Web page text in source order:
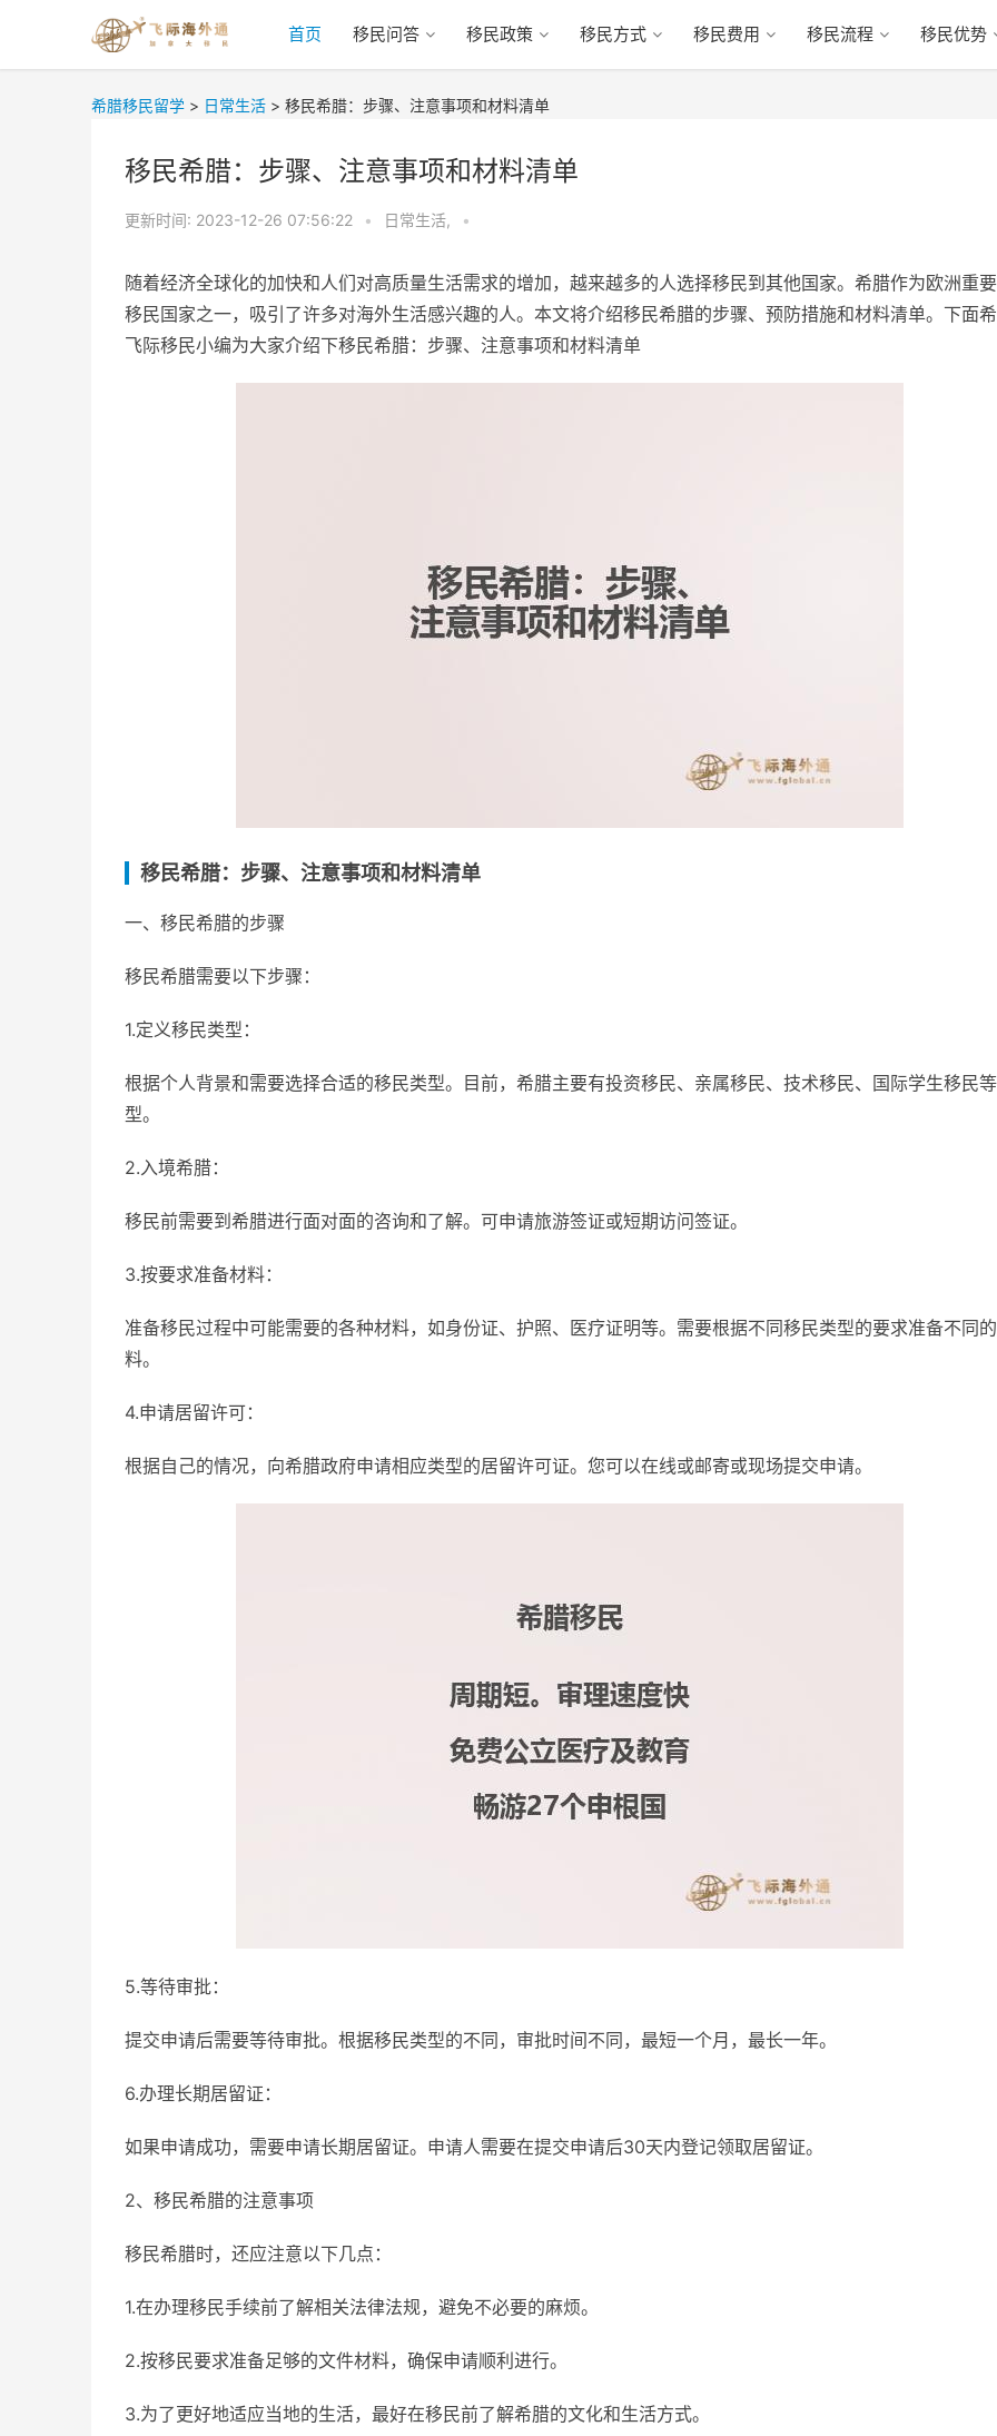
首页 移民问答 移民政策 移民方式 移民费用 移民流程 移民优势
希腊移民留学 > 日常生活 > 移民希腊：步骤、注意事项和材料清单
移民希腊：步骤、注意事项和材料清单
更新时间: 2023-12-26 07:56:22 • 日常生活, •
随着经济全球化的加快和人们对高质量生活需求的增加，越来越多的人选择移民到其他国家。希腊作为欧洲重
移民国家之一，吸引了许多对海外生活感兴趣的人。本文将介绍移民希腊的步骤、预防措施和材料清单。下面
飞际移民小编为大家介绍下移民希腊：步骤、注意事项和材料清单
移民希腊：步骤、注意事项和材料清单
一、移民希腊的步骤
移民希腊需要以下步骤：
1.定义移民类型：
根据个人背景和需要选择合适的移民类型。目前，希腊主要有投资移民、亲属移民、技术移民、国际学生移民
型。
2.入境希腊：
移民前需要到希腊进行面对面的咨询和了解。可申请旅游签证或短期访问签证。
3.按要求准备材料：
准备移民过程中可能需要的各种材料，如身份证、护照、医疗证明等。需要根据不同移民类型的要求准备不同
料。
4.申请居留许可：
根据自己的情况，向希腊政府申请相应类型的居留许可证。您可以在线或邮寄或现场提交申请。
5.等待审批：
提交申请后需要等待审批。根据移民类型的不同，审批时间不同，最短一个月，最长一年。
6.办理长期居留证：
如果申请成功，需要申请长期居留证。申请人需要在提交申请后30天内登记领取居留证。
2、移民希腊的注意事项
移民希腊时，还应注意以下几点：
1.在办理移民手续前了解相关法律法规，避免不必要的麻烦。
2.按移民要求准备足够的文件材料，确保申请顺利进行。
3.为了更好地适应当地的生活，最好在移民前了解希腊的文化和生活方式。